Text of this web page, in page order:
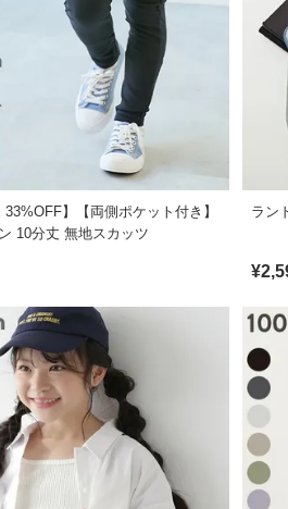
ンやブラウザの環境により、実際の色
33%OFF】【両側ポケット付き】
10分丈 無地スカッツ
ラン